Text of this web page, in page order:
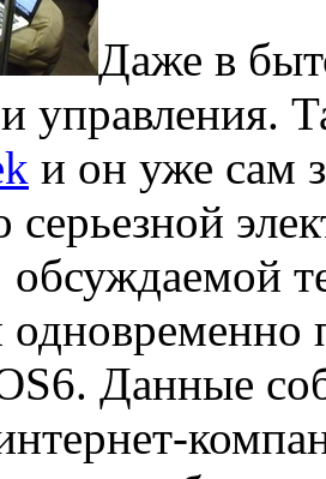
Даже в
управления.
и он уже сам
серьезной
обсуждаемой
Данные